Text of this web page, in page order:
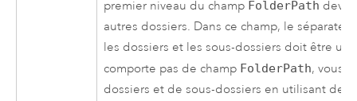
premier niveau du champ FolderPath
autres dossiers. Dans ce champ, le
les dossiers et les sous-dossiers doit être
comporte pas de champ FolderPath, vous
dossiers et de sous-dossiers en utilisant des